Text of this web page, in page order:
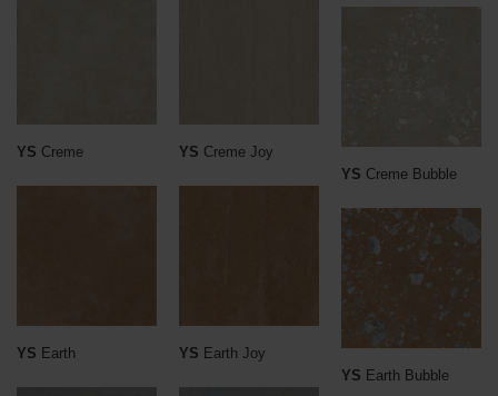
YS Creme YS Creme Joy
YS Creme Bubble
YS Earth YS Earth Joy
YS Earth Bubble